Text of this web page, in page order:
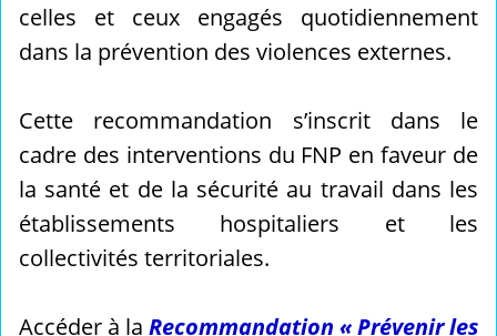
celles et ceux engagés quotidiennement
dans la prévention des violences externes.
Cette recommandation s’inscrit dans le
cadre des interventions du FNP en faveur de
la santé et de la sécurité au travail dans les
établissements hospitaliers et les
collectivités territoriales.
Accéder à la Recommandation « Prévenir les